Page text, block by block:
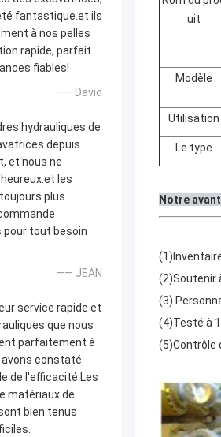
fantastique.et ils
à nos pelles
rapide, parfait
fiables!
—— David
hydrauliques de
depuis
et nous ne
les
plus
pour tout besoin
—— JEAN
service rapide et
que nous
parfaitement à
avons constaté
de l'efficacité.Les
matériaux de
bien tenus
uit
Modèle
Utilisation
Le type
Notre
(2)Soutenir
(3)
(4)Testé à
(5)Contrôle